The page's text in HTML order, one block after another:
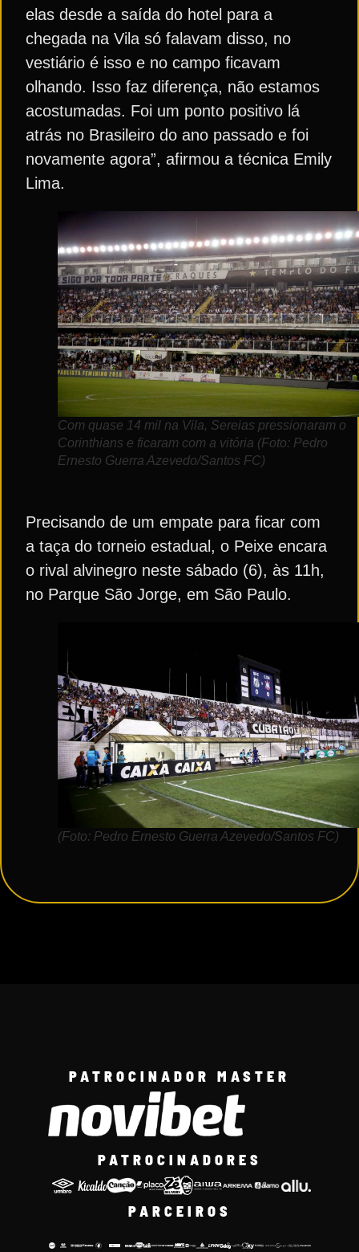
elas desde a saída do hotel para a
chegada na Vila só falavam disso, no
vestiário é isso e no campo ficavam
olhando. Isso faz diferença, não estamos
acostumadas. Foi um ponto positivo lá
atrás no Brasileiro do ano passado e foi
novamente agora”, afirmou a técnica Emily
Lima.
Com quase 14 mil na Vila, Sereias pressionaram o
Corinthians e ficaram com a vitória (Foto: Pedro
Ernesto Guerra Azevedo/Santos FC)
Precisando de um empate para ficar com
a taça do torneio estadual, o Peixe encara
o rival alvinegro neste sábado (6), às 11h,
no Parque São Jorge, em São Paulo.
(Foto: Pedro Ernesto Guerra Azevedo/Santos FC)
PATROCINADOR MASTER
PATROCINADORES
PARCEIROS